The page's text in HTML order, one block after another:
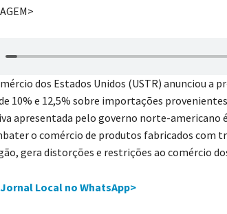
dos Estados Unidos (USTR) anunciou a
10% e 12,5% sobre importações
apresentada pelo governo norte-americano
o comércio de produtos fabricados com
gera distorções e restrições ao comércio
Local no WhatsApp>